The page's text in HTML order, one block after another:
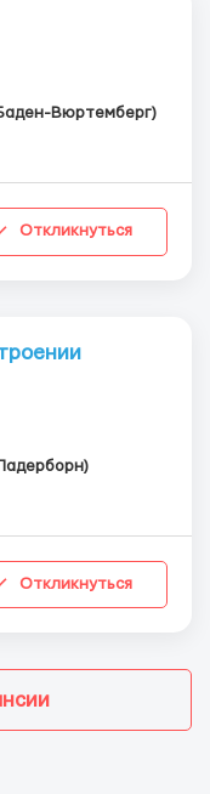
Вюртемберг)
Откликнуться
Откликнуться